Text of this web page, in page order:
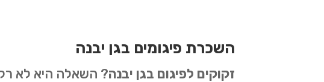
השכרת פיגומים בגן יבנה
זקוקים לפיגום בגן יבנה? השאלה היא לא רק